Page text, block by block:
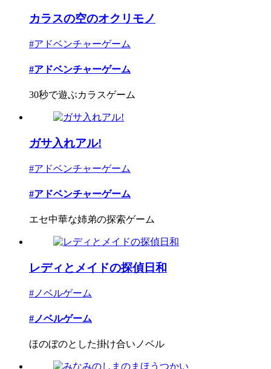
カラスの空のオクリモノ
#アドベンチャーゲーム
#アドベンチャーゲーム
30秒で遊ぶカラスゲーム
ガサ入れアル!
#アドベンチャーゲーム
#アドベンチャーゲーム
エセ中華な姉弟の探索ゲーム
レディとメイドの探偵日和
#ノベルゲーム
#ノベルゲーム
ほのぼのとした掛け合いノベル